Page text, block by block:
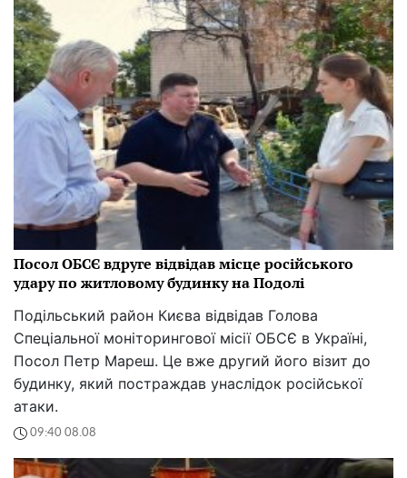
Посол ОБСЄ вдруге відвідав місце російського
удару по житловому будинку на Подолі
Подільський район Києва відвідав Голова
Спеціальної моніторингової місії ОБСЄ в Україні,
Посол Петр Мареш. Це вже другий його візит до
будинку, який постраждав унаслідок російської
атаки.
09:40 08.08